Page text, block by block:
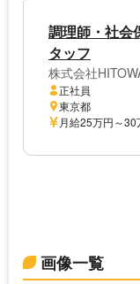
調理師・社会
タッフ
株式会社
正社員
東京都
月給25万円～30
画像一覧